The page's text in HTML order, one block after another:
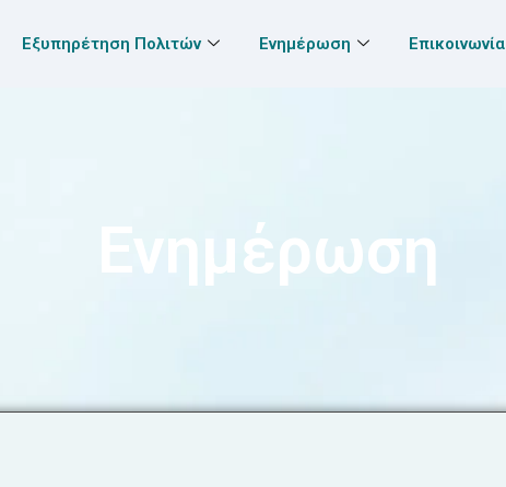
Εξυπηρέτηση Πολιτών Ενημέρωση Επικοινωνία
Ενημέρωση